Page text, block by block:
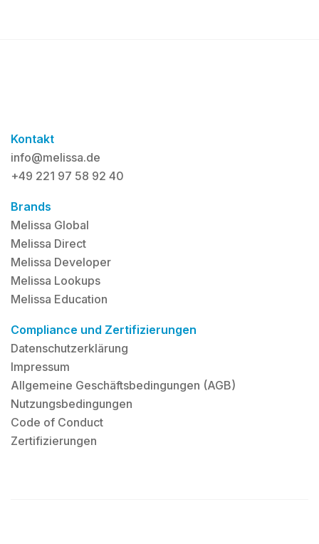
Kontakt
info@melissa.de
+49 221 97 58 92 40
Brands
Melissa Global
Melissa Direct
Melissa Developer
Melissa Lookups
Melissa Education
Compliance und Zertifizierungen
Datenschutzerklärung
Impressum
Allgemeine Geschäftsbedingungen (AGB)
Nutzungsbedingungen
Code of Conduct
Zertifizierungen